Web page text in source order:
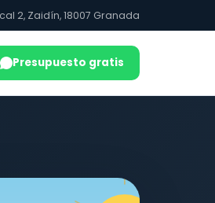
2, Zaidín, 18007 Granada
Presupuesto gratis